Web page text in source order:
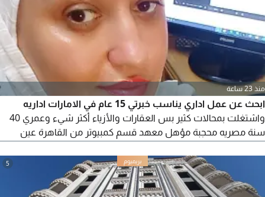
منذ 23 ساعة
ابحث عن عمل اداري يناسب خبرتي 15 عام في الامارات اداريه
واشتغلت بمحالات كثير بس العقارات والأزياء أكثر شيء وعمري 40
سنة مصريه محجبة مؤهل معهد قسم كمبيوتر من القاهرة عين
شمس وممكن فرصة العمل تكون داخل أو خارج مصر شكرا
5